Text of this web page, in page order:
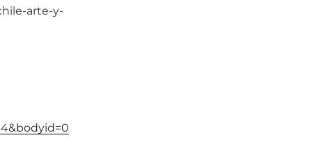
arte-y-